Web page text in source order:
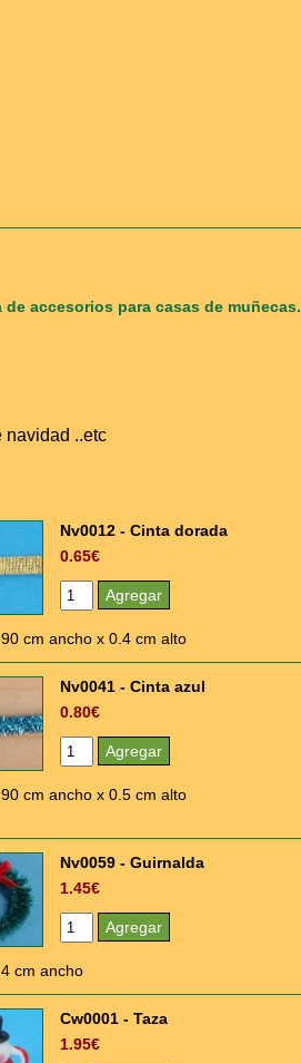
de accesorios para casas de muñecas.
navidad ..etc
Nv0012 - Cinta dorada
0.65€
cm ancho x 0.4 cm alto
Nv0041 - Cinta azul
0.80€
cm ancho x 0.5 cm alto
Nv0059 - Guirnalda
1.45€
cm ancho
Cw0001 - Taza
1.95€